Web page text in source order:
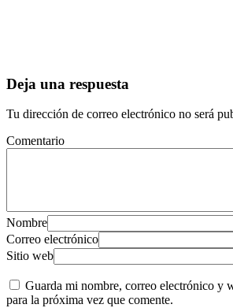
Deja una respuesta
Tu dirección de correo electrónico no será
Comentario
Nombre
Correo electrónico
Sitio web
Guarda mi nombre, correo electrónico y
para la próxima vez que comente.